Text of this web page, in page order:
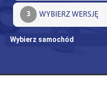
3
Wybierz samochód